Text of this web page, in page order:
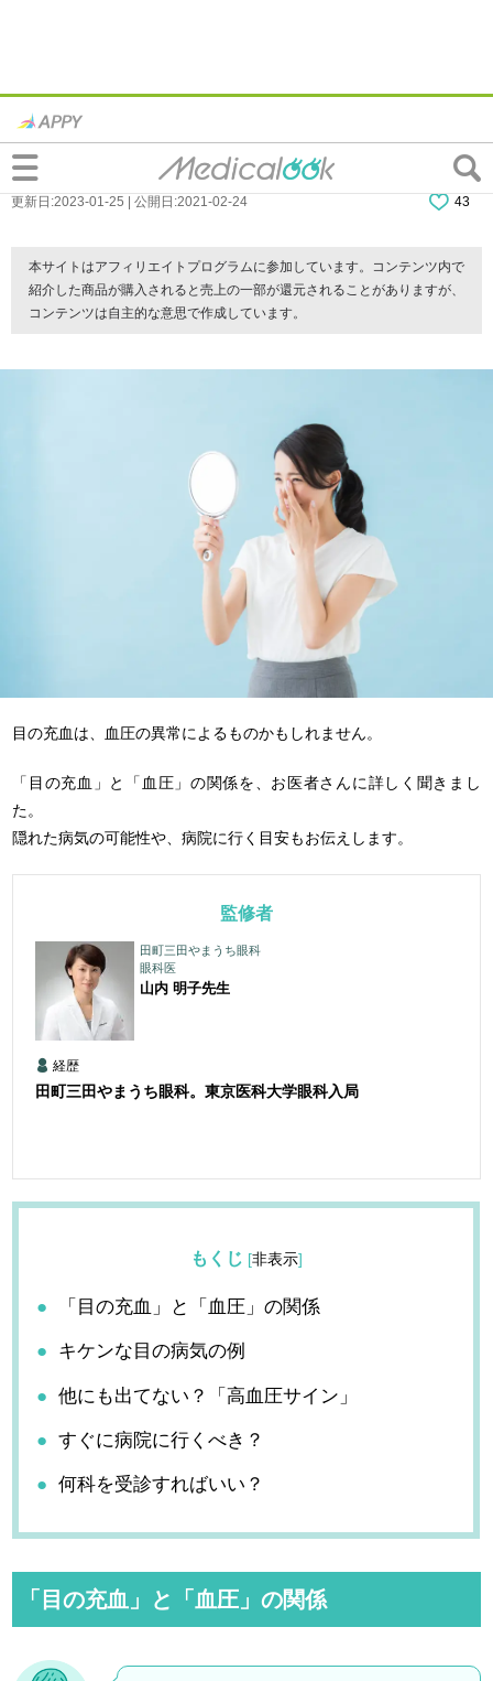
目の充血は高血圧のサイン？眼の病気は放
置すると危険？病院は何科？
更新日:2023-01-25 | 公開日:2021-02-24 43
本サイトはアフィリエイトプログラムに参加しています。コンテンツ内で
紹介した商品が購入されると売上の一部が還元されることがありますが、
コンテンツは自主的な意思で作成しています。
目の充血は、血圧の異常によるものかもしれません。
「目の充血」と「血圧」の関係を、お医者さんに詳しく聞きまし
た。
隠れた病気の可能性や、病院に行く目安もお伝えします。
監修者
田町三田やまうち眼科
眼科医
山内 明子先生
経歴
田町三田やまうち眼科。東京医科大学眼科入局
もくじ [非表示]
「目の充血」と「血圧」の関係
キケンな目の病気の例
他にも出てない？「高血圧サイン」
すぐに病院に行くべき？
何科を受診すればいい？
「目の充血」と「血圧」の関係